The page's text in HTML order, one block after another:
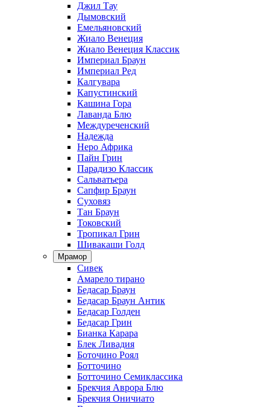
Джил Тау
Дымовский
Емельяновский
Жиало Венеция
Жиало Венеция Классик
Империал Браун
Империал Ред
Калгувара
Капустинский
Кашина Гора
Лаванда Блю
Междуреченский
Надежда
Неро Африка
Пайн Грин
Парадизо Классик
Сальватьера
Сапфир Браун
Суховяз
Тан Браун
Токовский
Тропикал Грин
Шивакаши Голд
Мрамор
Сивек
Амарело тирано
Бедасар Браун
Бедасар Браун Антик
Бедасар Голден
Бедасар Грин
Бианка Карара
Блек Ливадия
Боточино Роял
Ботточино
Ботточино Семиклассика
Брекчия Аврора Блю
Брекчия Оничиато